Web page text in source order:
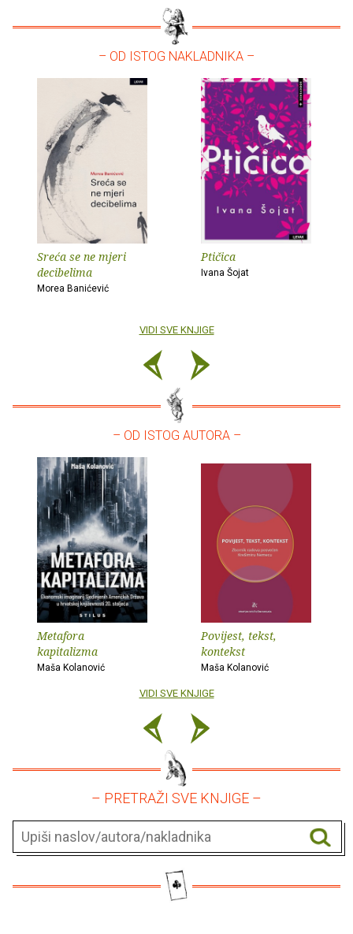
– OD ISTOG NAKLADNIKA –
Sreća se ne mjeri
decibelima
Morea Banićević
Ptičica
Ivana Šojat
VIDI SVE KNJIGE
– OD ISTOG AUTORA –
Metafora
kapitalizma
Maša Kolanović
Povijest, tekst,
kontekst
Maša Kolanović
VIDI SVE KNJIGE
– PRETRAŽI SVE KNJIGE –